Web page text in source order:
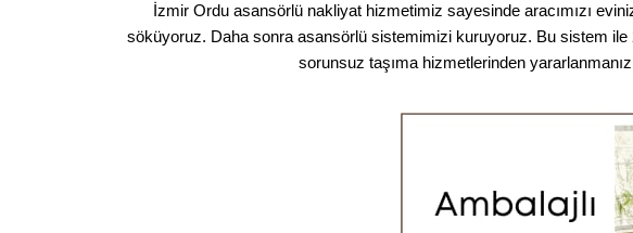
İzmir Ordu asansörlü nakliyat hizmetimiz sayesinde aracımızı
söküyoruz. Daha sonra asansörlü sistemimizi kuruyoruz. Bu sistem ile
sorunsuz taşıma hizmetlerinden